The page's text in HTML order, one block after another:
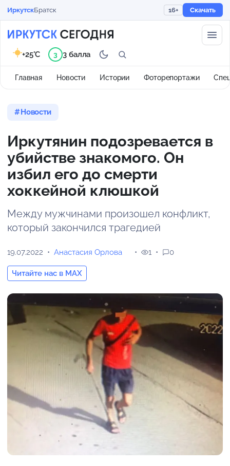
ИркутскБратск 16+ Скачать
Главная Новости Истории Фоторепортажи
+25°C 3 3 балла
Новости
Иркутянин подозревается в
убийстве знакомого. Он
избил его до смерти
хоккейной клюшкой
Между мужчинами произошел конфликт,
который закончился трагедией
19.07.2022 Анастасия Орлова
Читайте нас в MAX
1 0